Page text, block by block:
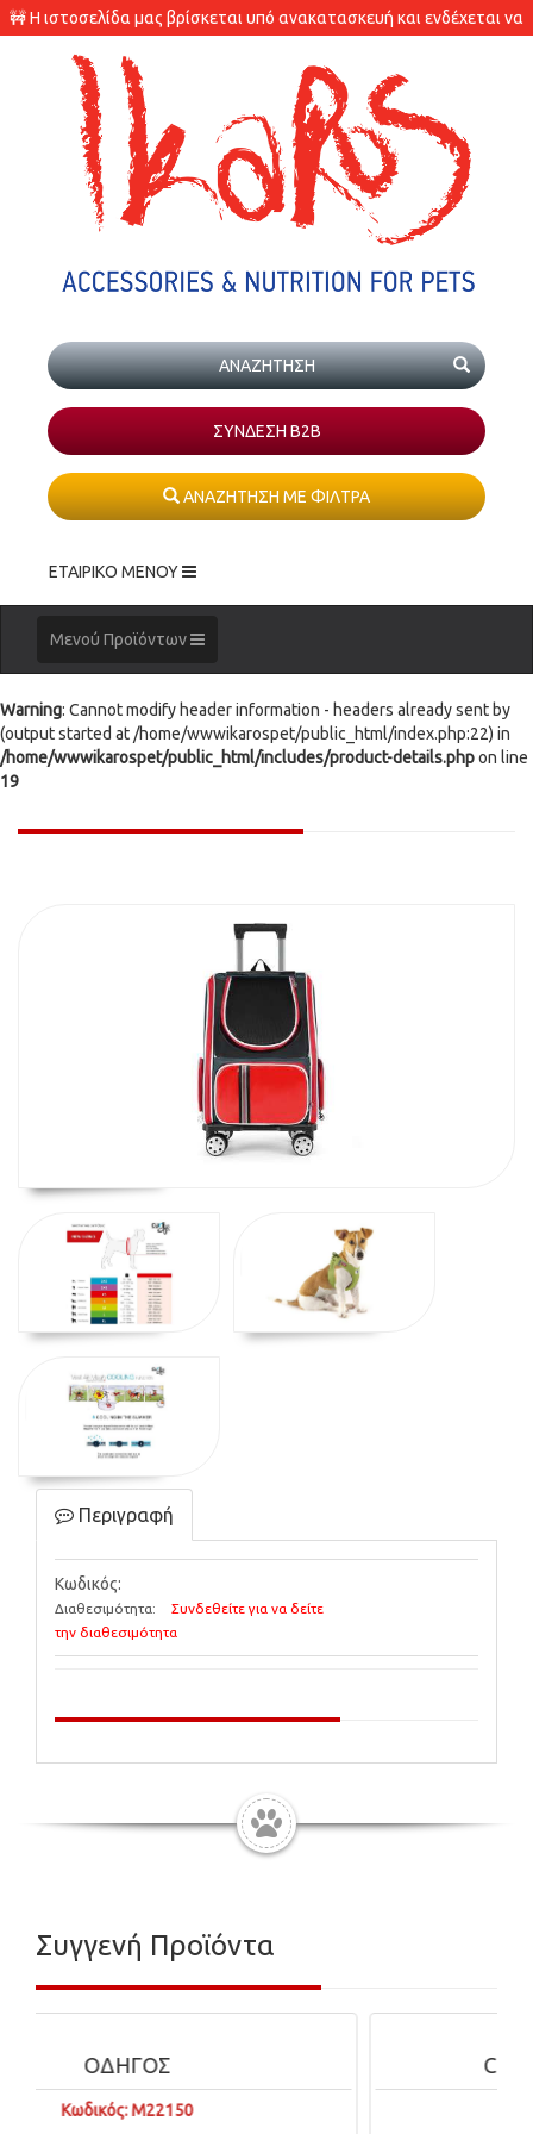
🚧 Η ιστοσελίδα μας βρίσκεται υπό ανακατασκευή και ενδέχεται να
υπάρχουν διαφορές στις διαθεσιμότητες των προϊόντων.
ΣΥΝΔΕΣΗ Β2Β
ΑΝΑΖΗΤΗΣΗ ΜΕ ΦΙΛΤΡΑ
Toggle
ΕΤΑΙΡΙΚΟ ΜΕΝΟΥ
Toggle
Μενού Προϊόντων
Warning: Cannot modify header information - headers already sent by
(output started at /home/wwwikarospet/public_html/index.php:22) in
/home/wwwikarospet/public_html/includes/product-details.phpon line
19
Περιγραφή
Κωδικός:
Διαθεσιμότητα:
Συνδεθείτε για να δείτε
την διαθεσιμότητα
Συγγενή Προϊόντα
COMPANY OF ANIMALS